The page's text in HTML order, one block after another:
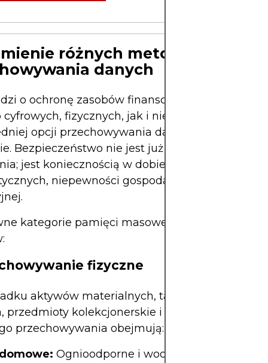
różnych metod
danych
o ochronę zasobów finansowych lub aktywów
cyfrowych, fizycznych, jak i niematerialnych –
opcji przechowywania danych ma
Bezpieczeństwo nie jest już tylko kwestią do
jest koniecznością w dobie rosnących
niepewności gospodarczej i kontroli
kategorie pamięci masowej dostępne dla
fizyczne
aktywów materialnych, takich jak złoto,
przedmioty kolekcjonerskie i ważne
przechowywania obejmują:
Ognioodporne i wodoodporne sejfy do